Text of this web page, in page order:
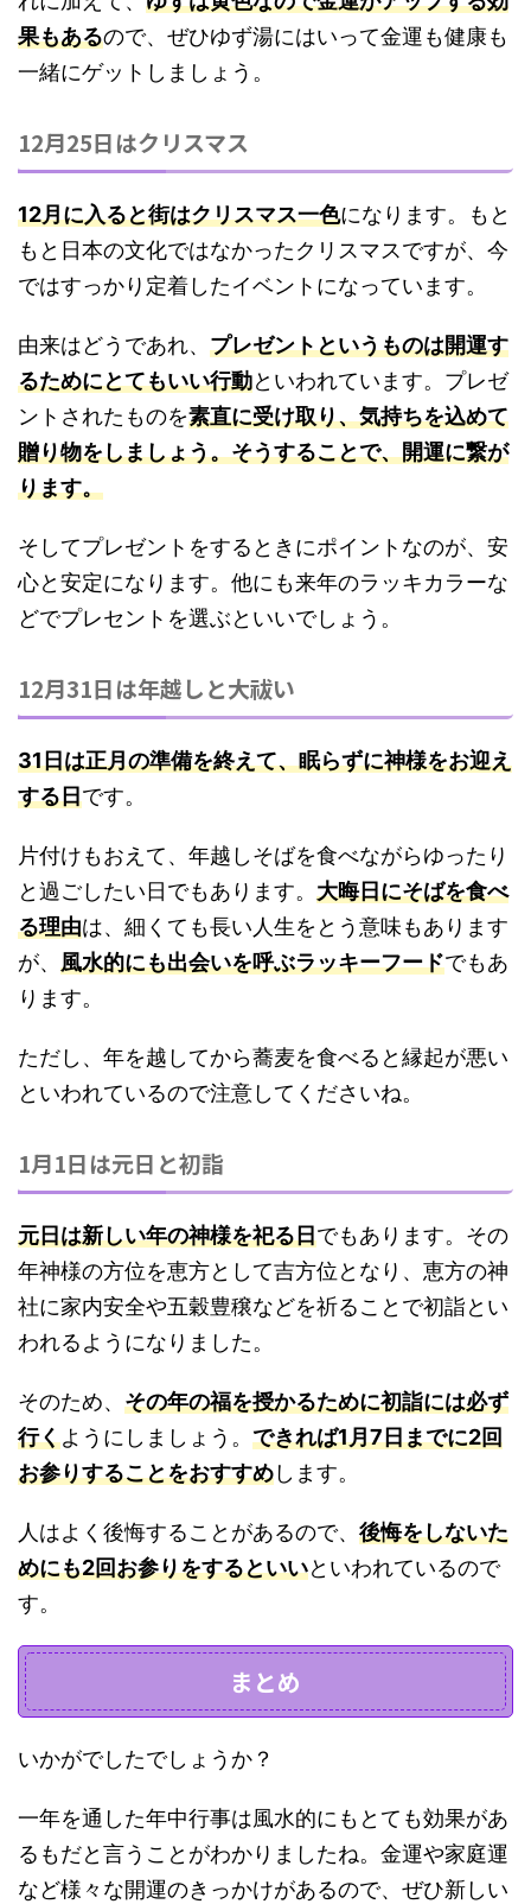
果もあるので、ぜひゆず湯にはいって金運も健康も
一緒にゲットしましょう。
12月25日はクリスマス
12月に入ると街はクリスマス一色になります。もと
もと日本の文化ではなかったクリスマスですが、今
ではすっかり定着したイベントになっています。
由来はどうであれ、 プレゼントというものは開運す
るためにとてもいい行動といわれています。プレゼ
ントされたものを素直に受け取り、気持ちを込めて
贈り物をしましょう。そうすることで、開運に繋が
ります。
そしてプレゼントをするときにポイントなのが、安
心と安定になります。他にも来年のラッキカラーな
どでプレセントを選ぶといいでしょう。
12月31日は年越しと大祓い
31日は正月の準備を終えて、眠らずに神様をお迎え
する日です。
片付けもおえて、年越しそばを食べながらゆったり
と過ごしたい日でもあります。 大晦日にそばを食べ
る理由は、細くても長い人生をとう意味もあります
が、 風水的にも出会いを呼ぶラッキーフードでもあ
ります。
ただし、 年を越してから蕎麦を食べると縁起が悪い
といわれているので注意してくださいね。
1月1日は元日と初詣
元日は新しい年の神様を祀る日でもあります。その
年神様の方位を恵方として吉方位となり、恵方の神
社に家内安全や五穀豊穣などを祈ることで初詣とい
われるようになりました。
そのため、 その年の福を授かるために初詣には必ず
行くようにしましょう。 できれば1月7日までに2回
お参りすることをおすすめします。
人はよく後悔することがあるので、 後悔をしないた
めにも2回お参りをするといいといわれているので
す。
まとめ
いかがでしたでしょうか？
一年を通した年中行事は風水的にもとても効果があ
るもだと言うことがわかりましたね。金運や家庭運
など様々な開運のきっかけがあるので、ぜひ新しい